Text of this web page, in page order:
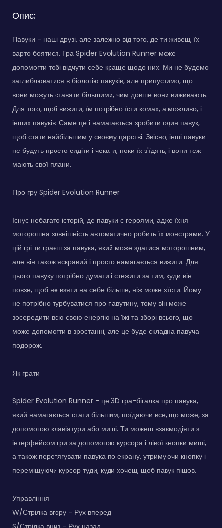
Опис:
Павуки - наші друзі, але залежно від того, де ти живеш, їх
варто боятися. Гра Spider Evolution Runner може
допомогти тобі відчути себе краще щодо них. Ми не будемо
заглиблюватися в біологію павуків, але припустимо, що
вони можуть ставати більшими, чим довше вони виживають.
Для того, щоб вижити, їм потрібно їсти комах, а можливо, і
інших павуків. Саме це і намагається зробити один павук,
щоб стати найбільшим у своєму царстві. Звісно, інші павуки
не будуть просто сидіти і чекати, поки їх з'їдять, і вони теж
мають свої плани.
Про гру Spider Evolution Runner
Існує небагато історій, де павуки є героями, адже їхня
моторошна зовнішність автоматично робить їх монстрами. У
цій грі ти граєш за павука, який може здатися моторошним,
але він також яскравий і просто намагається вижити. Для
цього павуку потрібно думати і стежити за тим, куди він
повзе, щоб не взяти на себе більше, ніж може з'їсти. Йому
не потрібно турбуватися про павутину, тому він може
зосередити всю свою енергію на їжі та зборі всього, що
може допомогти в зростанні, але це буде складна павуча
подорож.
Як грати
Spider Evolution Runner - це 3D гра-бігалка про павука,
який намагається стати більшим, поїдаючи все, що може, за
допомогою клавіатури або миші. Ти можеш взаємодіяти з
інтерфейсом гри за допомогою курсора і лівої кнопки миші,
а також перетягувати павука по екрану, утримуючи кнопку і
переміщуючи курсор туди, куди хочеш, щоб павук пішов.
Управління
W/Стрілка вгору - Рух вперед
S/Стрілка вниз - Рух назад